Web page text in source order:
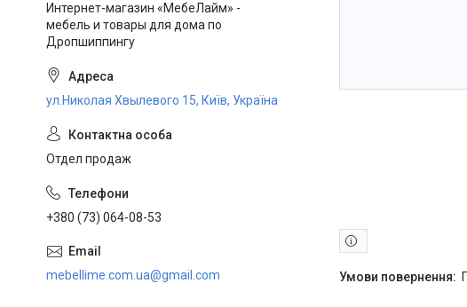
Интернет-магазин «МебеЛайм» -
мебель и товары для дома по
Дропшиппингу
ул.Николая Хвылевого 15, Київ, Україна
Отдел продаж
+380 (73) 064-08-53
mebellime.com.ua@gmail.com